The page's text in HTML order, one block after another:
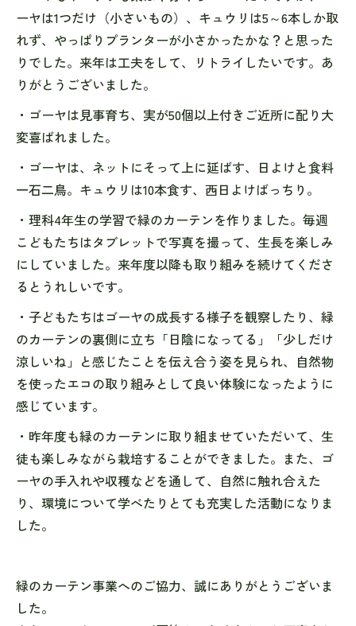
ーヤは1つだけ（小さいもの）、キュウリは5～6本しか取
れず、やっぱりプランターが小さかったかな？と思った
りでした。来年は工夫をして、リトライしたいです。あ
りがとうございました。
・ゴーヤは見事育ち、実が50個以上付きご近所に配り大
変喜ばれました。
・ゴーヤは、ネットにそって上に延ばす、日よけと食料
一石二鳥。キュウリは10本食す、西日よけばっちり。
・理科4年生の学習で緑のカーテンを作りました。毎週
こどもたちはタブレットで写真を撮って、生長を楽しみ
にしていました。来年度以降も取り組みを続けてくださ
るとうれしいです。
・子どもたちはゴーヤの成長する様子を観察したり、緑
のカーテンの裏側に立ち「日陰になってる」「少しだけ
涼しいね」と感じたことを伝え合う姿を見られ、自然物
を使ったエコの取り組みとして良い体験になったように
感じています。
・昨年度も緑のカーテンに取り組ませていただいて、生
徒も楽しみながら栽培することができました。また、ゴ
ーヤの手入れや収穫などを通して、自然に触れ合えた
り、環境について学べたりとても充実した活動になりま
した。
緑のカーテン事業へのご協力、誠にありがとうございま
した。